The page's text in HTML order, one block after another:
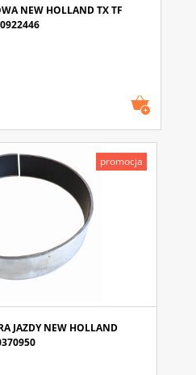
NEW HOLLAND TX TF
JAZDY NEW HOLLAND
promocja